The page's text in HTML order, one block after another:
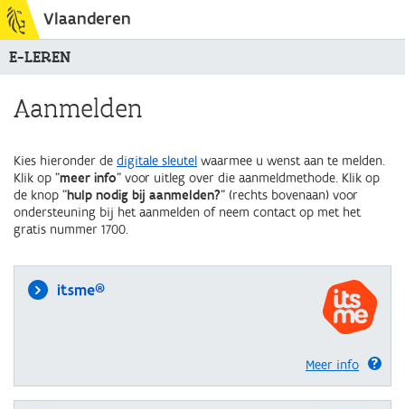
Vlaanderen
E-LEREN
Aanmelden
Kies hieronder de digitale sleutel waarmee u wenst aan te melden.
Klik op "meer info" voor uitleg over die aanmeldmethode. Klik op
de knop "hulp nodig bij aanmelden?" (rechts bovenaan) voor
ondersteuning bij het aanmelden of neem contact op met het
gratis nummer 1700.
itsme®
Meer info